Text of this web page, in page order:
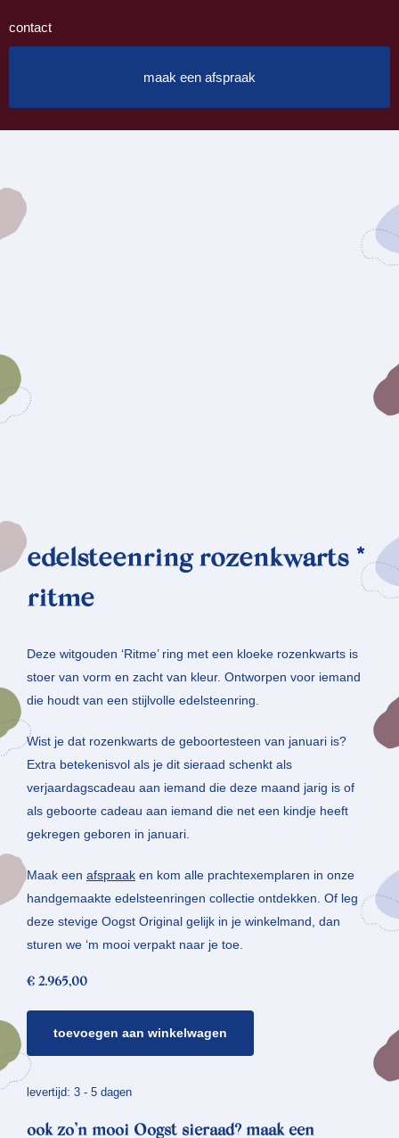
contact
maak een afspraak
edelsteenring rozenkwarts *
ritme
Deze witgouden ‘Ritme’ ring met een kloeke rozenkwarts is
stoer van vorm en zacht van kleur. Ontworpen voor iemand
die houdt van een stijlvolle edelsteenring.
Wist je dat rozenkwarts de geboortesteen van januari is?
Extra betekenisvol als je dit sieraad schenkt als
verjaardagscadeau aan iemand die deze maand jarig is of
als geboorte cadeau aan iemand die net een kindje heeft
gekregen geboren in januari.
Maak een afspraak en kom alle prachtexemplaren in onze
handgemaakte edelsteenringen collectie ontdekken. Of leg
deze stevige Oogst Original gelijk in je winkelmand, dan
sturen we ‘m mooi verpakt naar je toe.
€ 2.965,00
*
ritme
toevoegen aan winkelwagen
levertijd: 3 - 5 dagen
ook zo’n mooi Oogst sieraad? maak een